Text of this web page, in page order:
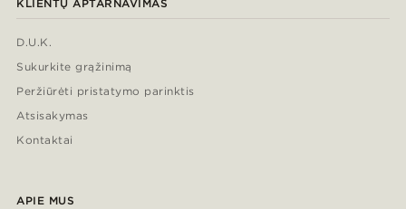
KLIENTŲ APTARNAVIMAS
D.U.K.
Sukurkite grąžinimą
Peržiūrėti pristatymo parinktis
Atsisakymas
Kontaktai
APIE MUS